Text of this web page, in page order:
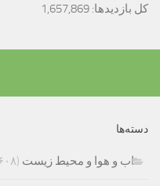
کل بازدیدها: 1,657,869
دسته‌ها
اب و هوا و محیط زیست (۶۰۸)